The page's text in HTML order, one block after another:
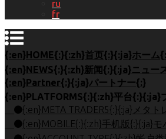
ru
fr
{:en}Partner{:}{:ja}パートナー{:}
{:en}META TRADER5{:}{:ja}メタト